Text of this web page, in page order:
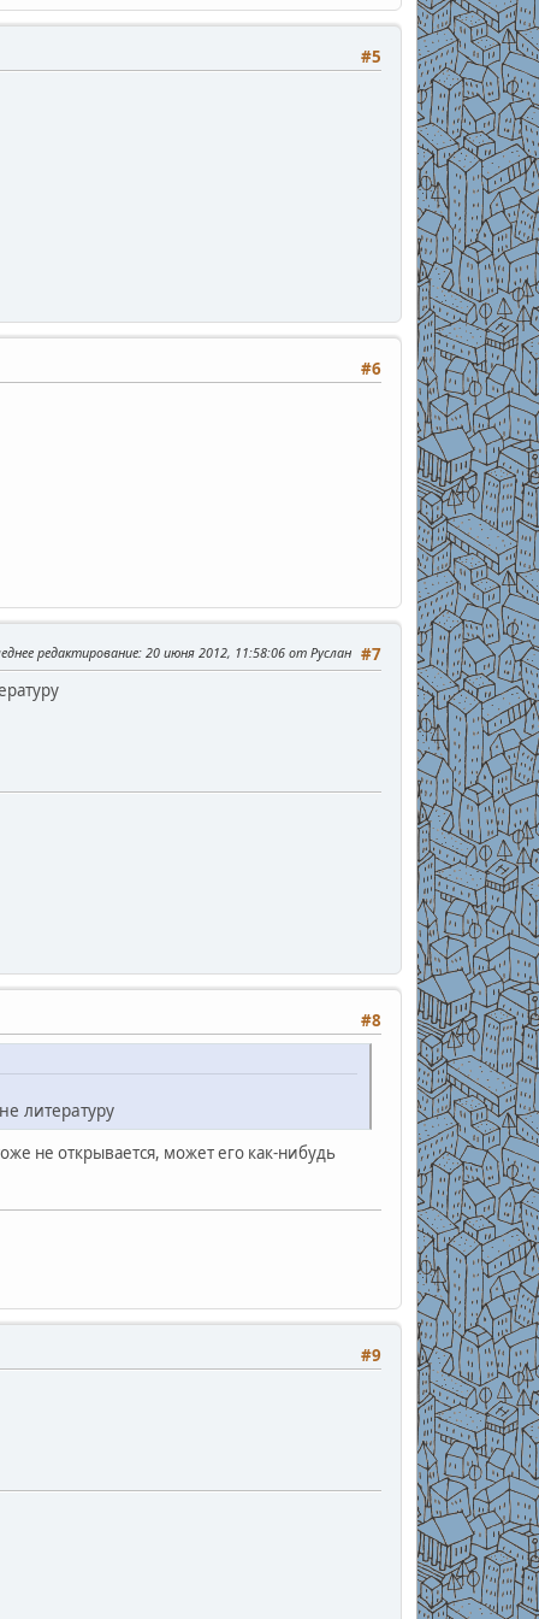
#5
#6
#7
редактирование: 20 июня 2012, 11:58:06 от Руслан
#8
литературу
не открывается, может его как-нибудь
#9